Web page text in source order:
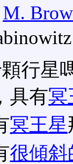
M.
行星
具有冥
冥王星
很傾斜